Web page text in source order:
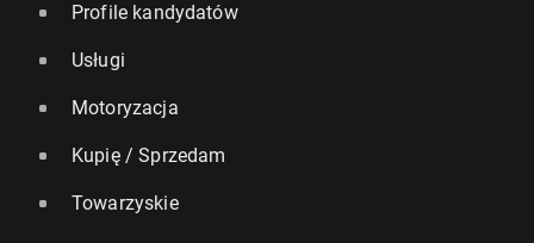
Profile kandydatów
Usługi
Motoryzacja
Kupię / Sprzedam
Towarzyskie